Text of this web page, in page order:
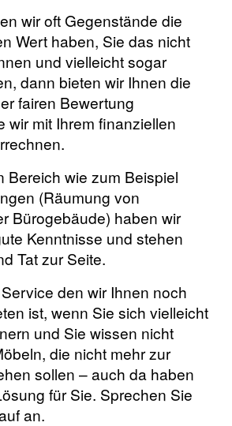
wir oft Gegenstände die
Wert haben, Sie das nicht
und vielleicht sogar
dann bieten wir Ihnen die
fairen Bewertung
wir mit Ihrem finanziellen
Bereich wie zum Beispiel
(Räumung von
Bürogebäude) haben wir
Kenntnisse und stehen
Tat zur Seite.
den wir Ihnen noch
ist, wenn Sie sich vielleicht
und Sie wissen nicht
die nicht mehr zur
sollen – auch da haben
für Sie. Sprechen Sie
an.